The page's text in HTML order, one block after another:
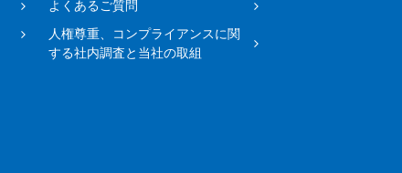
よくあるご質問
人権尊重、コンプライアンスに関
する社内調査と当社の取組